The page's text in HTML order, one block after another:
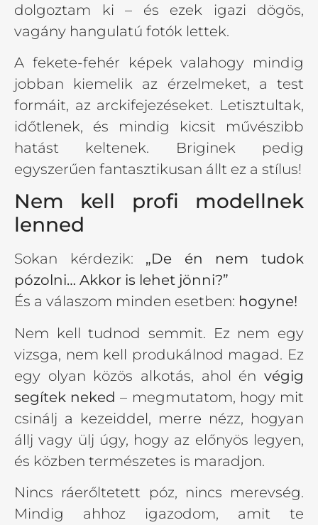
dolgoztam ki – és ezek igazi dögös,
vagány hangulatú fotók lettek.
A fekete-fehér képek valahogy mindig
jobban kiemelik az érzelmeket, a test
formáit, az arckifejezéseket. Letisztultak,
időtlenek, és mindig kicsit művészibb
hatást keltenek. Briginek pedig
egyszerűen fantasztikusan állt ez a stílus!
Nem kell profi modellnek
lenned
Sokan kérdezik: „De én nem tudok
pózolni… Akkor is lehet jönni?”
És a válaszom minden esetben: hogyne!
Nem kell tudnod semmit. Ez nem egy
vizsga, nem kell produkálnod magad. Ez
egy olyan közös alkotás, ahol én végig
segítek neked – megmutatom, hogy mit
csinálj a kezeiddel, merre nézz, hogyan
állj vagy ülj úgy, hogy az előnyös legyen,
és közben természetes is maradjon.
Nincs ráerőltetett póz, nincs merevség.
Mindig ahhoz igazodom, amit te